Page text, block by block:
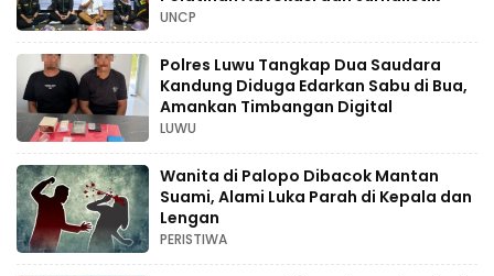
UNCP
Polres Luwu Tangkap Dua Saudara
Kandung Diduga Edarkan Sabu di Bua,
Amankan Timbangan Digital
LUWU
Wanita di Palopo Dibacok Mantan
Suami, Alami Luka Parah di Kepala dan
Lengan
PERISTIWA